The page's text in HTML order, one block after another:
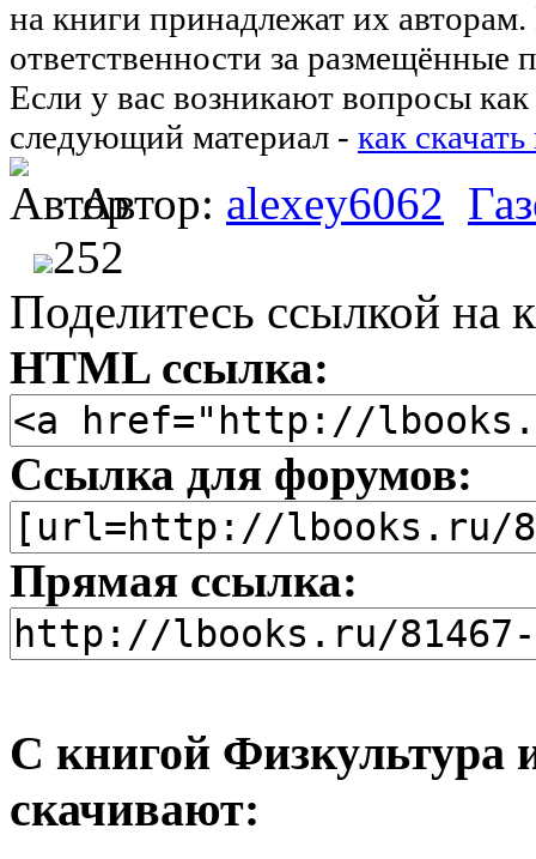
на книги принадлежат их
ответственности за размещённые
Если у вас возникают вопросы как
следующий материал - как
Автор: alexey6062
252
Поделитесь ссылкой на
HTML ссылка:
Ссылка для форумов:
Прямая ссылка:
С книгой Физкультура
скачивают: